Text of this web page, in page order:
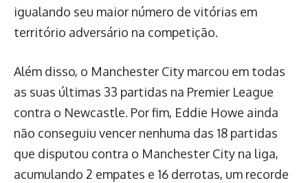
igualando seu maior número de vitórias em
território adversário na competição.
Além disso, o Manchester City marcou em todas
as suas últimas 33 partidas na Premier League
contra o Newcastle. Por fim, Eddie Howe ainda
não conseguiu vencer nenhuma das 18 partidas
que disputou contra o Manchester City na liga,
acumulando 2 empates e 16 derrotas, um recorde